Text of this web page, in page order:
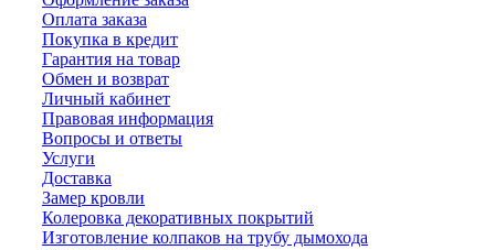
Оплата заказа
Покупка в кредит
Гарантия на товар
Обмен и возврат
Личный кабинет
Правовая информация
Вопросы и ответы
Услуги
Доставка
Замер кровли
Колеровка декоративных покрытий
Изготовление колпаков на трубу дымохода